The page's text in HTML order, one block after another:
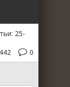
25-
0
442